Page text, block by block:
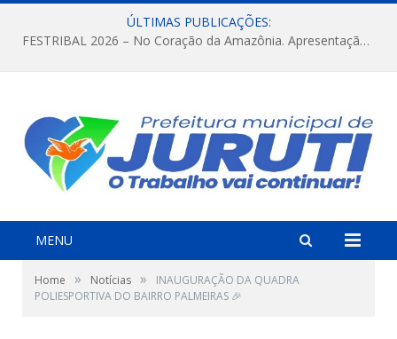
ÚLTIMAS PUBLICAÇÕES:
FESTRIBAL 2026 – No Coração da Amazônia. Apresentação da Munduruku.
MENU
Home » Notícias »
INAUGURAÇÃO DA QUADRA
POLIESPORTIVA DO BAIRRO PALMEIRAS 🎉